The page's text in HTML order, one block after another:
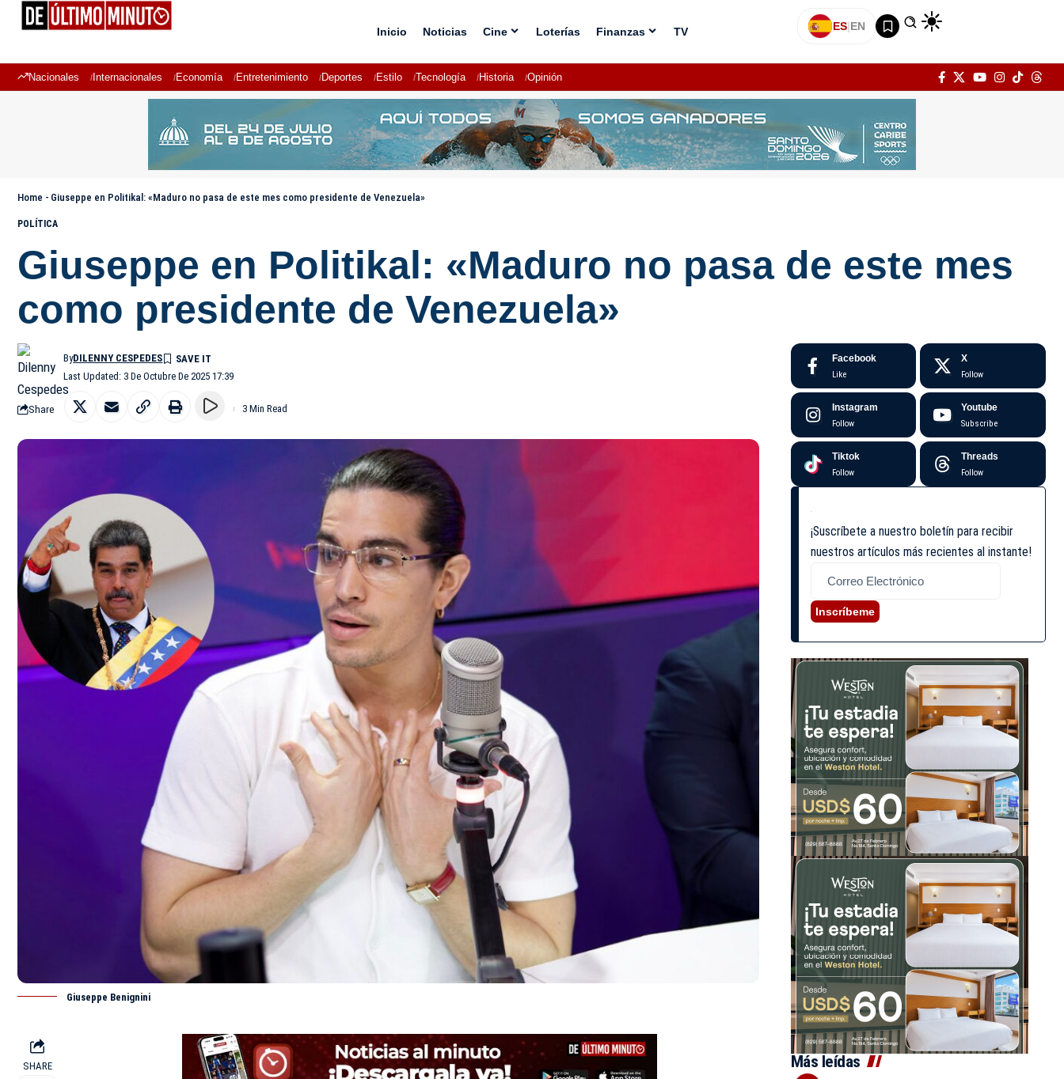
Inicio Noticias Cine Loterías Finanzas TV ES|EN
Nacionales Internacionales Economía Entretenimiento Deportes Estilo Tecnología Historia Opinión
Home - Giuseppe en Politikal: «Maduro no pasa de este mes como presidente de Venezuela»
POLÍTICA
Giuseppe en Politikal: «Maduro no pasa de este mes
como presidente de Venezuela»
Last Updated: 3 De Octubre De 2025 17:39
ByDILENNY CESPEDES
Share 3 Min Read
Giuseppe Benignini
SHARE
Facebook
Like
X
Follow
Instagram
Follow
Youtube
Subscribe
Tiktok
Follow
Threads
Follow
¡Suscríbete a nuestro boletín para recibir
nuestros artículos más recientes al instante!
Inscríbeme
Más leídas